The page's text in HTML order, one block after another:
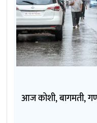
आज कोशी, बागमती,